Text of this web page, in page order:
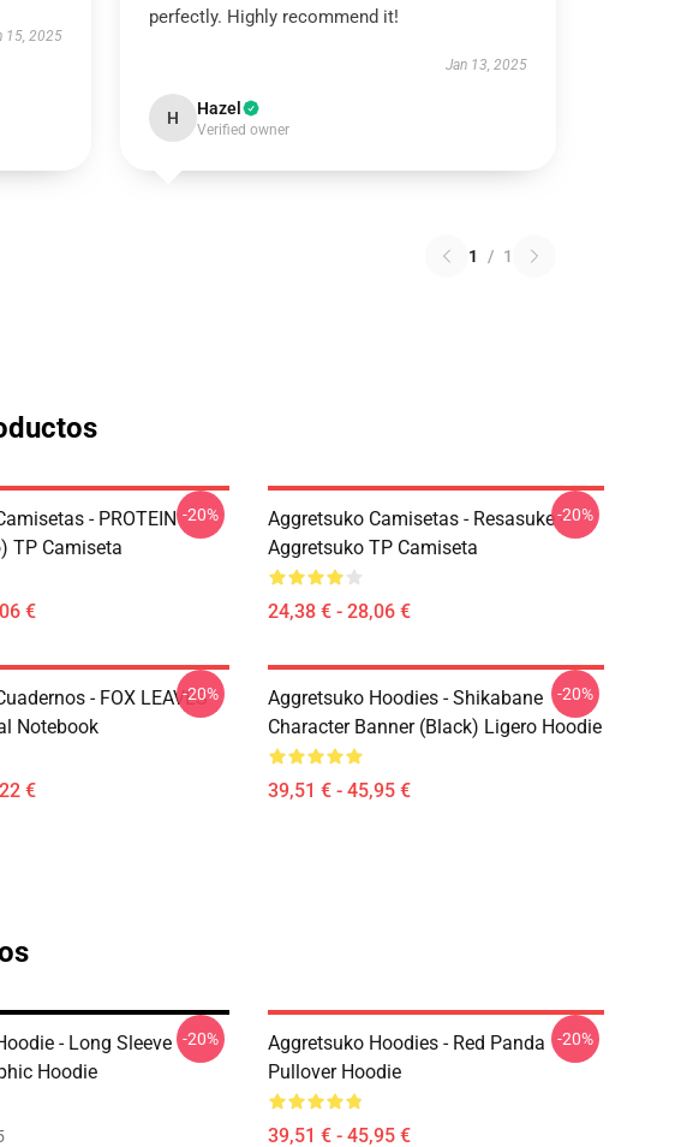
15, 2025
perfectly. Highly recommend it!
Jan 13, 2025
H Hazel
Verified owner
1 / 1
- PROTEIN
TP Camiseta
€
-20%
Aggretsuko Camisetas - Resasuke -
Aggretsuko TP Camiseta
24,38 € - 28,06 €
-20%
- FOX LEAVES
Notebook
€
-20%
Aggretsuko Hoodies - Shikabane
Character Banner (Black) Ligero Hoodie
39,51 € - 45,95 €
-20%
- Long Sleeve
Hoodie
-20%
Aggretsuko Hoodies - Red Panda
Pullover Hoodie
39,51 € - 45,95 €
-20%